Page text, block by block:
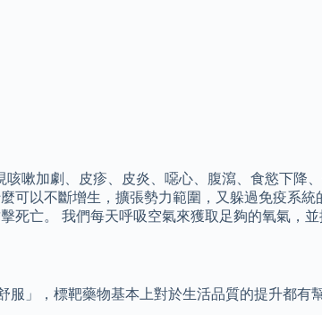
嗽加劇、皮疹、皮炎、噁心、腹瀉、食慾下降
可以不斷增生，擴張勢力範圍，又躲過免疫系統
死亡。 我們每天呼吸空氣來獲取足夠的氧氣，
」，標靶藥物基本上對於生活品質的提升都有